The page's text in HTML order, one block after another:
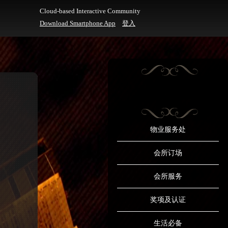
Cloud-based Interactive Community
Download Smartphone App
登入
物业服务处
会所订场
会所服务
奖项及认证
生活必备